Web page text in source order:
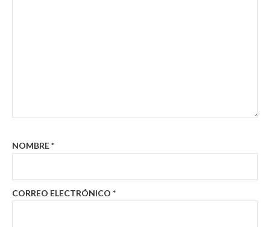
NOMBRE*
CORREO ELECTRÓNICO *